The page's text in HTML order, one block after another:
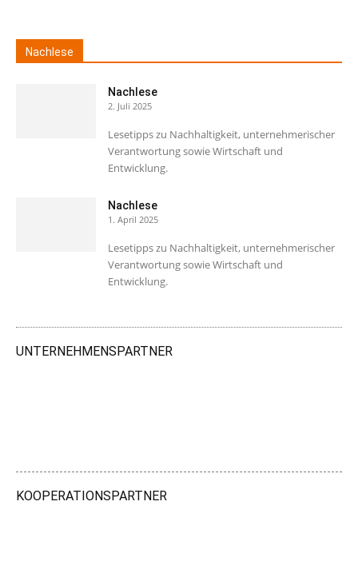
Nachlese
Nachlese
2. Juli 2025
Lesetipps zu Nachhaltigkeit, unternehmerischer
Verantwortung sowie Wirtschaft und
Entwicklung.
Nachlese
1. April 2025
Lesetipps zu Nachhaltigkeit, unternehmerischer
Verantwortung sowie Wirtschaft und
Entwicklung.
UNTERNEHMENSPARTNER
KOOPERATIONSPARTNER